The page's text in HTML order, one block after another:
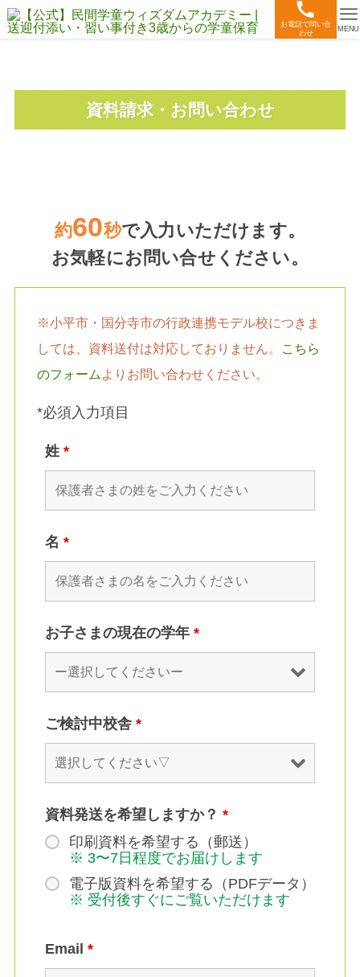
お電話で問い合
わせ
MENU
資料請求・お問い合わせ
約60秒で入力いただけます。
お気軽にお問い合せください。
※小平市・国分寺市の行政連携モデル校につきま
しては、資料送付は対応しておりません。
こちら
のフォーム よりお問い合わせください。
*必須入力項目
姓 *
名 *
お子さまの現在の学年 *
ご検討中校舎 *
資料発送を希望しますか？ *
印刷資料を希望する（郵送）
※ 3〜7日程度でお届けします
電子版資料を希望する（PDFデータ）
※ 受付後すぐにご覧いただけます
Email *